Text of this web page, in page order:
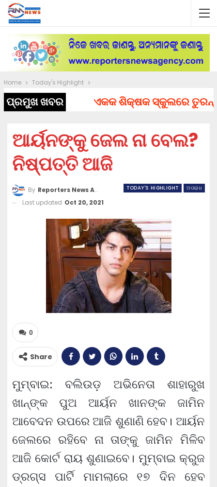
Home Today's Highlight
ପ୍ରମୁଖ ଖବର ଏକକ ଶିକ୍ଷକ ସ୍କୁଲରେ ତୁରନ୍ତ
ଆର୍ୟନଙ୍କୁ ଜେଲ ନା ବେଲ?
ନିଷ୍ପତ୍ତି ଆଜି
TODAY'S HIGHLIGHT ଅପରାଧ
By Reporters News Agency
Last updated Oct 20, 2021
0
Share
ମୁମ୍ବାଇ: ବଲିଉଡ଼ ଅଭିନେତା ଶାହାରୁଖ
ଖାନ୍‌ଙ୍କ ପୁଅ ଆର୍ୟନ ଖାନଙ୍କ ଜାମିନ
ଆବେଦନ ଉପରେ ଆଜି ଶୁଣାଣି ହେବ। ଆର୍ୟନ
ଜେଲରେ ରହିବେ ନା ତାଙ୍କୁ ଜାମିନ ମିଳିବ
ଆଜି କୋର୍ଟ ରାୟ ଶୁଣାଇବେ। ମୁମ୍ବାଇ କ୍ରୁଜ
ଡ୍ରଗ୍ସ ପାର୍ଟି ମାମଲାରେ ୧୭ ଦିନ ହେବ